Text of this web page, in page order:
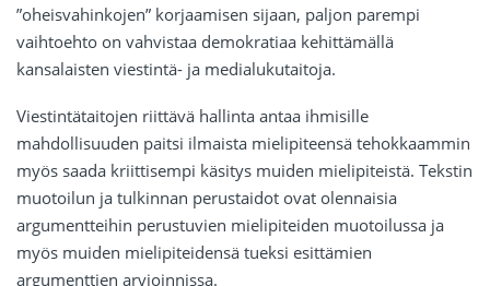
”oheisvahinkojen” korjaamisen sijaan, paljon parempi
vaihtoehto on vahvistaa demokratiaa kehittämällä
kansalaisten viestintä- ja medialukutaitoja.
Viestintätaitojen riittävä hallinta antaa ihmisille
mahdollisuuden paitsi ilmaista mielipiteensä tehokkaammin
myös saada kriittisempi käsitys muiden mielipiteistä. Tekstin
muotoilun ja tulkinnan perustaidot ovat olennaisia
argumentteihin perustuvien mielipiteiden muotoilussa ja
myös muiden mielipiteidensä tueksi esittämien
argumenttien arvioinnissa.